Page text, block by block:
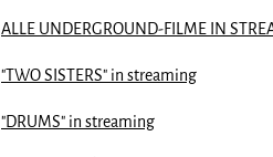
ALLE UNDERGROUND-FILME IN
"TWO SISTERS" in streaming
"DRUMS" in streaming